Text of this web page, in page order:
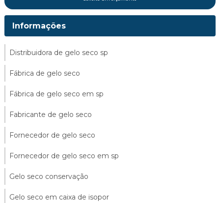
Informações
Distribuidora de gelo seco sp
Fábrica de gelo seco
Fábrica de gelo seco em sp
Fabricante de gelo seco
Fornecedor de gelo seco
Fornecedor de gelo seco em sp
Gelo seco conservação
Gelo seco em caixa de isopor